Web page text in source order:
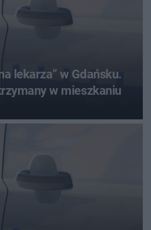
lekarza” w Gdańsku.
w mieszkaniu